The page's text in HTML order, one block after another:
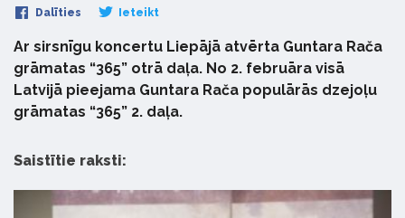
Dalīties Ieteikt
Ar sirsnīgu koncertu Liepājā atvērta Guntara Rača
grāmatas “365” otrā daļa. No 2. februāra visā
Latvijā pieejama Guntara Rača populārās dzejoļu
grāmatas “365” 2. daļa.
Saistītie raksti: